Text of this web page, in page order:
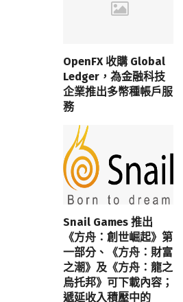
OpenFX 收購 Global
Ledger，為金融科技
企業推出多幣種帳戶服
務
Snail Games 推出
《方舟：創世崛起》第
一部分、《方舟：財富
之潮》及《方舟：龍之
烏托邦》可下載內容；
遞延收入積壓中的